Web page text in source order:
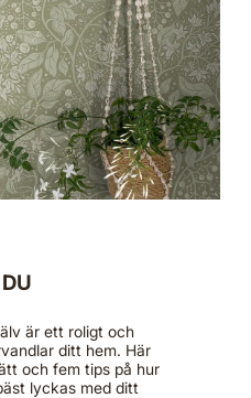
är ett roligt och
ditt hem. Här
och fem tips på hur
lyckas med ditt